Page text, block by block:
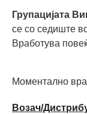
Групацијата
се со седиште
Вработува
Моментално
Возач/